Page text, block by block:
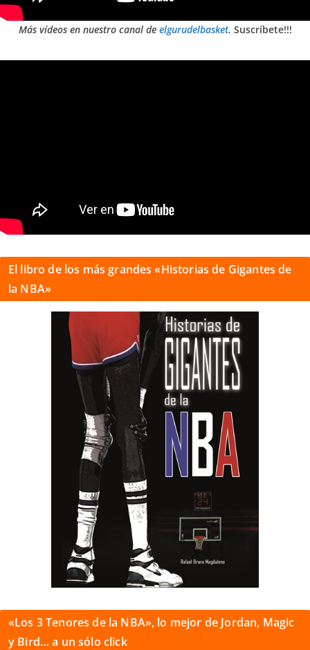
Más vídeos en nuestro canal de elgurudelbasket. Suscríbete!!!
El libro de los más grandes «Historias de Gigantes de
la NBA»
«Los 3 Tenores de la NBA», lo mejor de Jordan, Magic
y Bird… a un sólo click